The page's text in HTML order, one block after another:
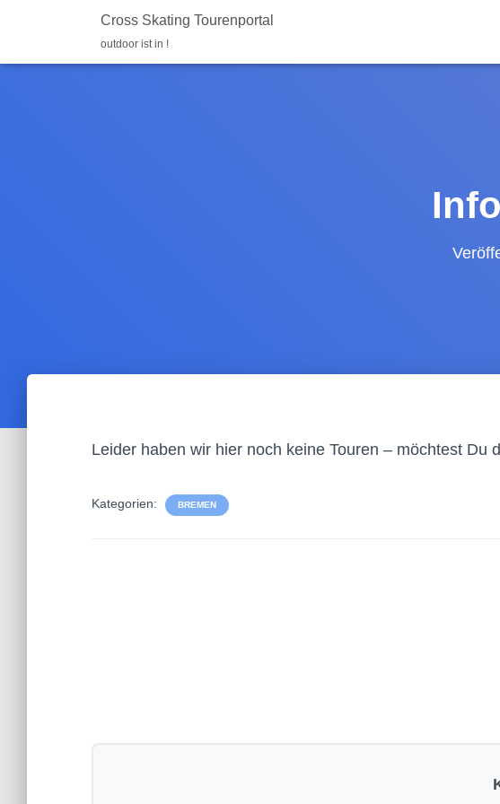
Cross Skating Tourenportal
outdoor ist in !
Leider haben wir hier noch keine Touren – möchtest Du
Kategorien: BREMEN